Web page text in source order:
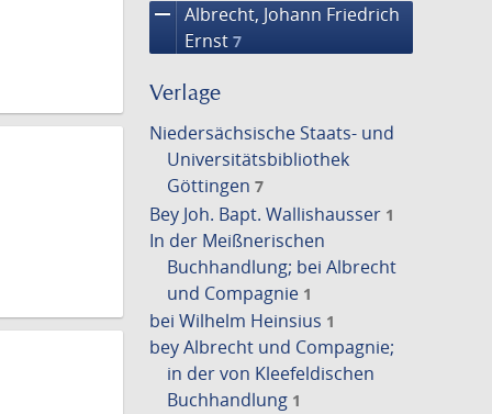
remove Albrecht, Johann Friedrich
Ernst 7
Verlage
Niedersächsische Staats- und
Universitätsbibliothek
Göttingen 7
Bey Joh. Bapt. Wallishausser 1
In der Meißnerischen
Buchhandlung; bei Albrecht
und Compagnie 1
bei Wilhelm Heinsius 1
bey Albrecht und Compagnie;
in der von Kleefeldischen
Buchhandlung 1